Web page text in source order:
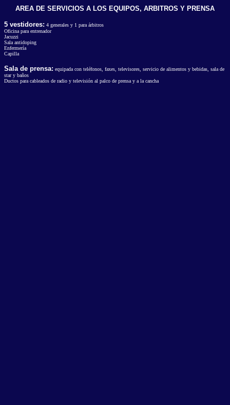
AREA DE SERVICIOS A LOS EQUIPOS, ARBITROS Y PRENSA
5 vestidores: 4 generales y 1 para árbitros
Oficina para entrenador
Jacuzzi
Sala antidoping
Enfermería
Capilla
Sala de prensa: equipada con teléfonos, faxes, televisores, servicio de alimentos y bebidas, sala de
star y baños
Ductos para cableados de radio y televisión al palco de prensa y a la cancha